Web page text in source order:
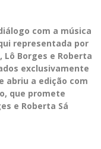
com a música
representada por
Lô Borges e Roberta
exclusivamente
abriu a edição com
que promete
e Roberta Sá